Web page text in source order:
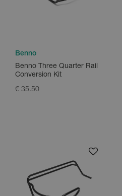
Benno
Benno Three Quarter Rail
Conversion Kit
€ 35.50